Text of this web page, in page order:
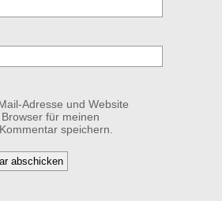
Adresse und Website
für meinen
speichern.